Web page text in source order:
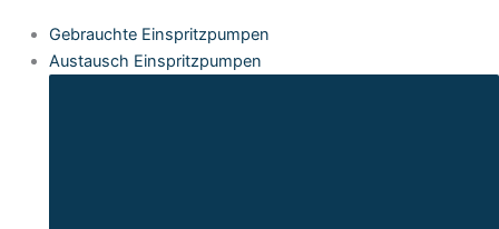
Gebrauchte Einspritzpumpen
Austausch Einspritzpumpen